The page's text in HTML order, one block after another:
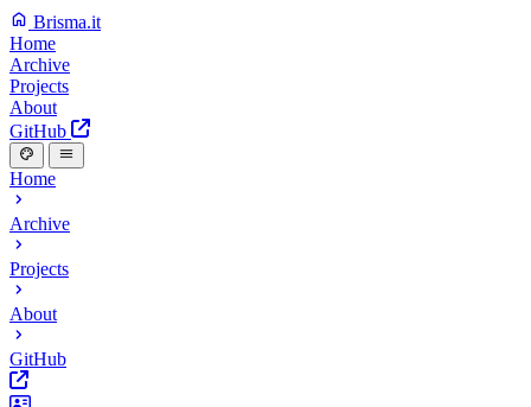
Brisma.it
Home
Archive
Projects
About
GitHub
Home
Archive
Projects
About
GitHub